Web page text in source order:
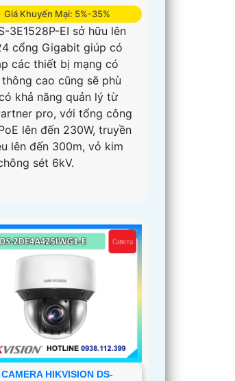
Giá Khuyến Mại: 5%-35%
3E1528P-EI sở hữu lên
cổng Gigabit giúp có
các thiết bị mạng có
cao cũng sẽ phù
khả năng quản lý từ
pro, với tổng công
lên đến 230W, truyền
lên đến 300m, vỏ kim
sét 6kV.
CAMERA HIKVISION DS-